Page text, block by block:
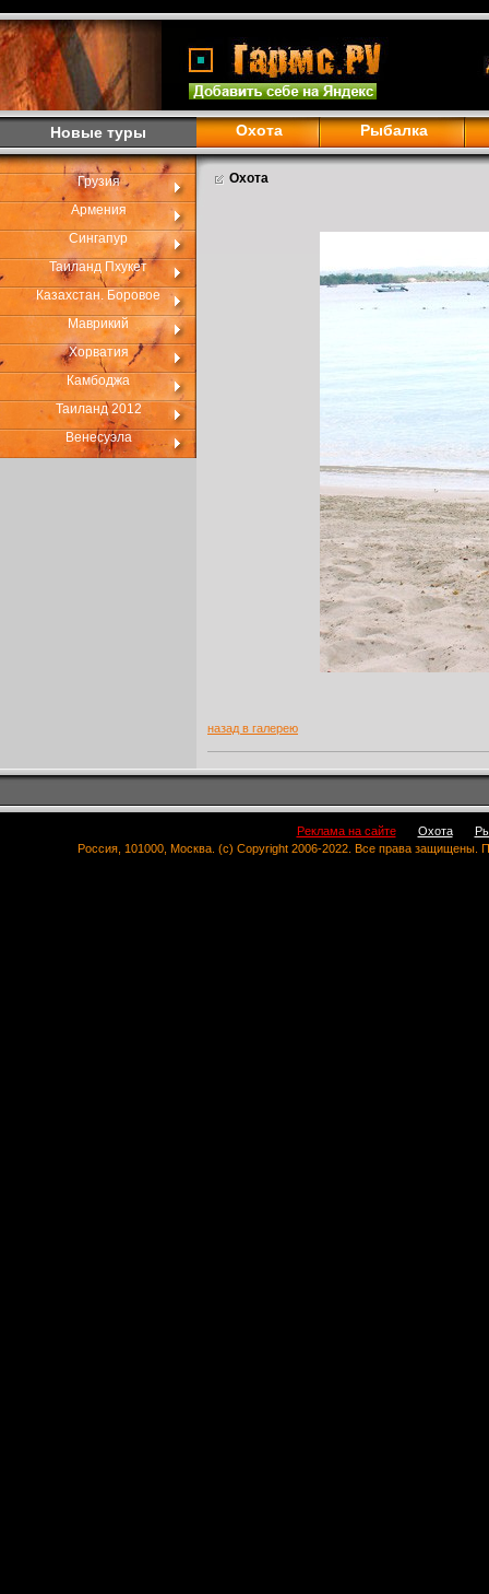
Новые туры Охота Рыбалка
Грузия
Армения
Сингапур
Таиланд Пхукет
Казахстан. Боровое
Маврикий
Хорватия
Камбоджа
Таиланд 2012
Венесуэла
Охота
назад в галерею
Реклама на сайте Охота
Россия, 101000, Москва. (c) Copyright 2006-2022. Все права защищены.